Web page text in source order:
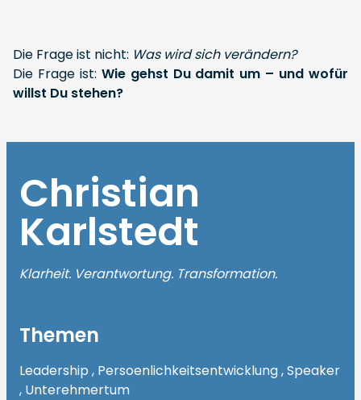
Die Frage ist nicht: Was wird sich verändern?
Die Frage ist: Wie gehst Du damit um – und wofür
willst Du stehen?
Christian
Karlstedt
Klarheit. Verantwortung. Transformation.
Themen
Leadership , Persoenlichkeitsentwicklung , Speaker
, Unterehmertum